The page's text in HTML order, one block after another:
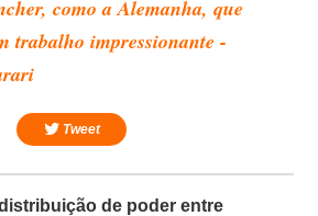
como a Alemanha, que
trabalho impressionante -
Tweet
de poder entre